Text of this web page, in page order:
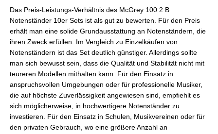
Das Preis-Leistungs-Verhältnis des McGrey 100 2 B
Notenständer 10er Sets ist als gut zu bewerten. Für den Preis
erhält man eine solide Grundausstattung an Notenständern, die
ihren Zweck erfüllen. Im Vergleich zu Einzelkäufen von
Notenständern ist das Set deutlich günstiger. Allerdings sollte
man sich bewusst sein, dass die Qualität und Stabilität nicht mit
teureren Modellen mithalten kann. Für den Einsatz in
anspruchsvollen Umgebungen oder für professionelle Musiker,
die auf höchste Zuverlässigkeit angewiesen sind, empfiehlt es
sich möglicherweise, in hochwertigere Notenständer zu
investieren. Für den Einsatz in Schulen, Musikvereinen oder für
den privaten Gebrauch, wo eine größere Anzahl an